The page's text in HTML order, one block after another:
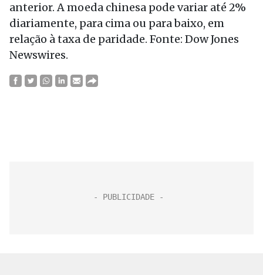
anterior. A moeda chinesa pode variar até 2%
diariamente, para cima ou para baixo, em
relação à taxa de paridade. Fonte: Dow Jones
Newswires.